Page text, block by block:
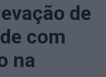
de
com
na